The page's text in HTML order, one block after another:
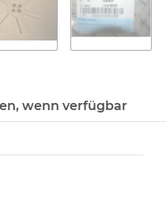
wenn verfügbar